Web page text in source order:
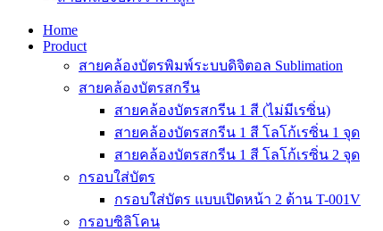
สาย
สินค้า
Home
Product
สายคล้องบัตรพิมพ์ระบบดิจิตอล Sublimation
สายคล้องบัตรสกรีน
สายคล้องบัตรสกรีน 1 สี (ไม่มีเรซิ่น)
สายคล้องบัตรสกรีน 1 สี โลโก้เรซิ่น 1 จุด
สายคล้องบัตรสกรีน 1 สี โลโก้เรซิ่น 2 จุด
กรอบใส่บัตร
กรอบใส่บัตร แบบเปิดหน้า 2 ด้าน T-001V
กรอบซิลิโคน